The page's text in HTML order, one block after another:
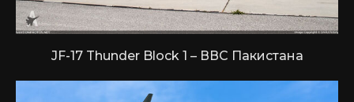
JF-17 Thunder Block 1 – ВВС Пакистана